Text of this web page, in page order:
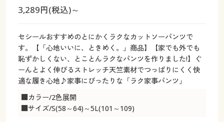
大きいサイズ メンズ
大きいサイズ 事務・制服
カタログ
カタログ・チラシからのご注文
デジタルカタログ
カタログ無料プレゼント
会員メニュー
大きいサイズ 事務・制服
カタログ無料プレゼント
会員メニュー
マイページ
3,289円(税込)～
セシールおすすめのとにかくラクなカットソーパンツで
す。【「心地いいに、ときめく。」商品】【家でも外でも
恥ずかしくない、とことんラクなパンツを作りました!】ぐ
ーんとよく伸びるストレッチ天竺素材でつっぱりにくく快
適な履き心地♪家事にぴったりな「ラク家事パンツ」
■カラー/2色展開
■サイズ/S(58～64)～5L(101～109)